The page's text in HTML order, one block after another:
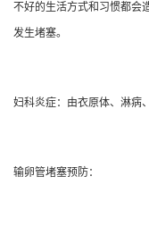
不好的生活方式和习惯都会
发生堵塞。
妇科炎症：由衣原体、淋病
输卵管堵塞预防：